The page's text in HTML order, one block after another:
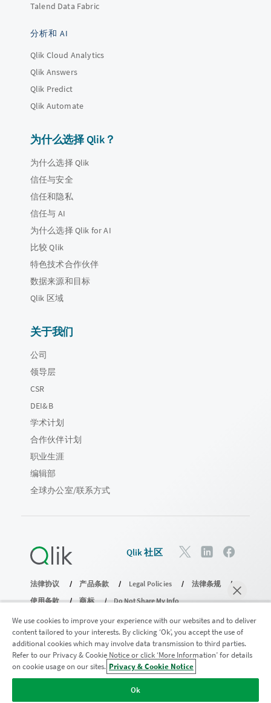
马上聊天
Talend Data Fabric
分析和 AI
Qlik Cloud Analytics
Qlik Answers
Qlik Predict
Qlik Automate
为什么选择 Qlik？
为什么选择 Qlik
信任与安全
信任和隐私
信任与 AI
为什么选择 Qlik for AI
比较 Qlik
特色技术合作伙伴
数据来源和目标
Qlik 区域
关于我们
公司
领导层
CSR
DEI&B
学术计划
合作伙伴计划
职业生涯
编辑部
全球办公室/联系方式
Qlik 社区
法律协议 产品条款 Legal Policies
法律条规
使用条款
商标
Do Not Share My Info
版权所有 © 1993-2026 QlikTech International AB。保留所有权利。
加入分析现代化计划
使用分析现代化计划实现现代化，同时不损害您宝贵的
QlikView 应用程序。
We use cookies to improve your experience with our websites and to deliver
content tailored to your interests. By clicking ‘Ok’, you accept the use of
additional cookies which may involve data transmission to third parties.
Refer to our Privacy & Cookie Notice or click ‘More Information’ for details
on cookie usage on our sites. Privacy & Cookie Notice
Ok